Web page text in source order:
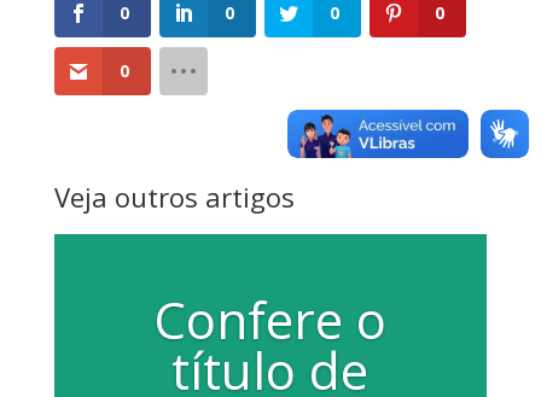
0 0 0 0
0
Veja outros artigos
Confere o
título de